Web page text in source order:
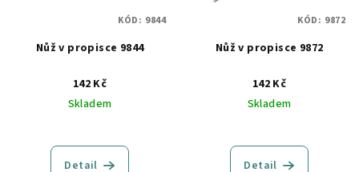
Nůž v propisce 9844
142 Kč
Skladem
Detail
KÓD: 9844
Nůž v propisce 9872
142 Kč
Skladem
Detail
KÓD: 9872